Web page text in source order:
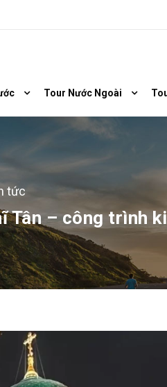
Tour Nước Ngoài
tức
Tân – công trình